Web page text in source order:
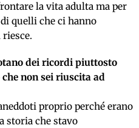
la vita adulta ma per
quelli che ci hanno
dei ricordi piuttosto
non sei riuscita ad
proprio perché erano
storia che stavo